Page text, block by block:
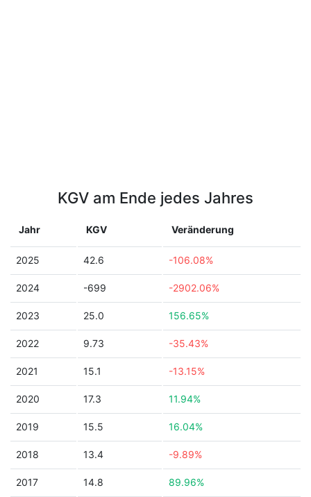
KGV am Ende jedes Jahres
Jahr KGV Veränderung
2025 42.6 -106.08%
2024 -699 -2902.06%
2023 25.0 156.65%
2022 9.73 -35.43%
2021 15.1 -13.15%
2020 17.3 11.94%
2019 15.5 16.04%
2018 13.4 -9.89%
2017 14.8 89.96%